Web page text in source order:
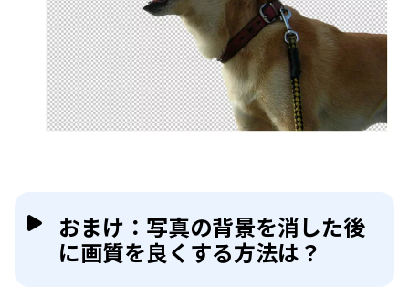
おまけ：写真の背景を消した後
に画質を良くする方法は？